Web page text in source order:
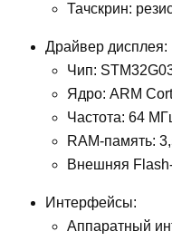
Тачскрин:
Драйвер дисплея:
Чип:
Ядро: ARM
Частота: 64
RAM-память:
Внешняя
Интерфейсы:
Аппаратный